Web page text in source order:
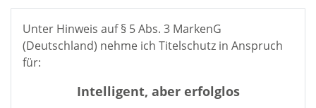
Unter Hinweis auf § 5 Abs. 3 MarkenG
(Deutschland) nehme ich Titelschutz in Anspruch
für:
Intelligent, aber erfolglos